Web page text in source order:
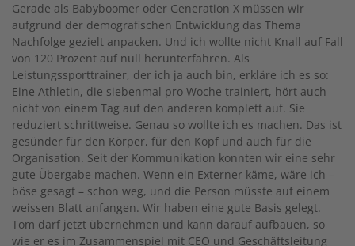
Gerade als Babyboomer oder Generation X müssen wir
aufgrund der demografischen Entwicklung das Thema
Nachfolge gezielt anpacken. Und ich wollte nicht Knall auf Fall
von 120 Prozent auf null herunterfahren. Als
Leistungssporttrainer, der ich ja auch bin, erkläre ich es so:
Eine Athletin, die siebenmal pro Woche trainiert, hört auch
nicht von einem Tag auf den anderen komplett auf. Sie
reduziert schrittweise. Genau so wollte ich es machen. Das ist
gesünder für den Körper, für den Kopf und auch für die
Organisation. Seit der Kommunikation konnten wir eine sehr
gute Übergabe machen. Wenn ein Externer käme, wäre ich –
böse gesagt – schon weg, und die Person müsste auf einem
weissen Blatt anfangen. Wir haben eine gute Basis gelegt.
Tom darf jetzt übernehmen und kann darauf aufbauen, so
wie er es im Zusammenspiel mit CEO und Geschäftsleitung